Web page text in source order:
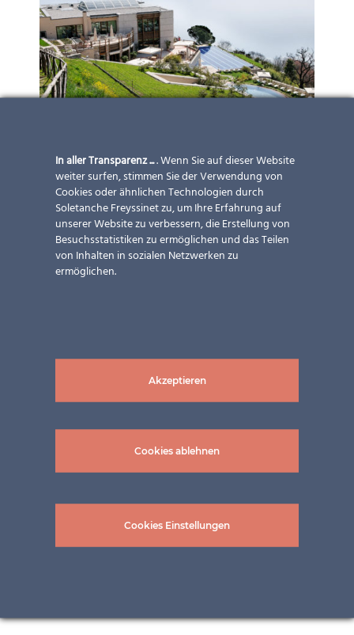
In aller Transparenz .... Wenn Sie auf dieser Website
weiter surfen, stimmen Sie der Verwendung von
Cookies oder ähnlichen Technologien durch
Soletanche Freyssinet zu, um Ihre Erfahrung auf
unserer Website zu verbessern, die Erstellung von
Besuchsstatistiken zu ermöglichen und das Teilen
von Inhalten in sozialen Netzwerken zu
ermöglichen.
Akzeptieren
Cookies ablehnen
Cookies Einstellungen